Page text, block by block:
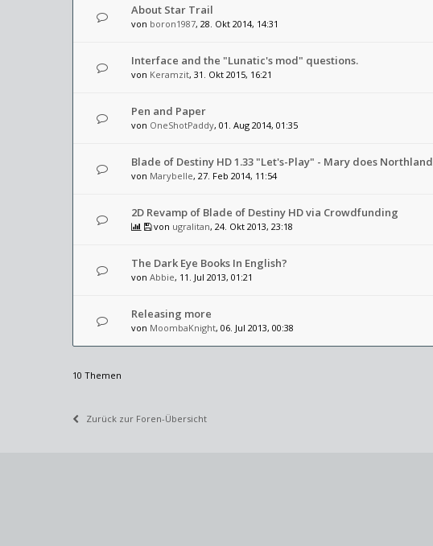
About Star Trail
von boron1987, 28. Okt 2014, 14:31
Interface and the "Lunatic's mod" questions.
von Keramzit, 31. Okt 2015, 16:21
Pen and Paper
von OneShotPaddy, 01. Aug 2014, 01:35
Blade of Destiny HD 1.33 "Let's-Play" - Mary does Northland
von Marybelle, 27. Feb 2014, 11:54
2D Revamp of Blade of Destiny HD via Crowdfunding
von ugralitan, 24. Okt 2013, 23:18
The Dark Eye Books In English?
von Abbie, 11. Jul 2013, 01:21
Releasing more
von MoombaKnight, 06. Jul 2013, 00:38
10 Themen
Zurück zur Foren-Übersicht